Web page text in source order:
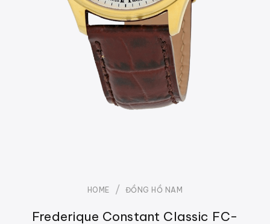
HOME / ĐỒNG HỒ NAM
Frederique Constant Classic FC-